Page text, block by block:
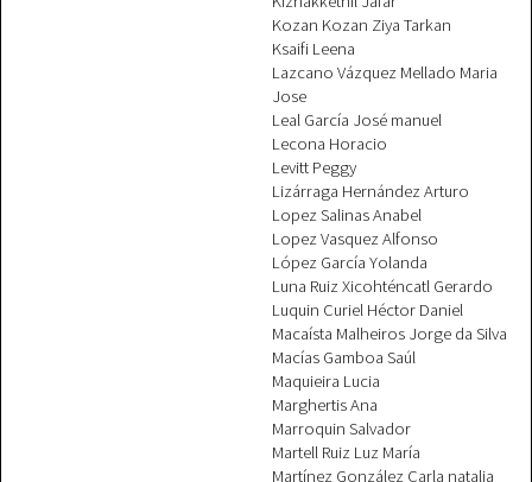
Kozan Kozan Ziya Tarkan
Ksaifi Leena
Lazcano Vázquez Mellado Maria
Jose
Leal García José manuel
Lecona Horacio
Levitt Peggy
Lizárraga Hernández Arturo
Lopez Salinas Anabel
Lopez Vasquez Alfonso
López García Yolanda
Luna Ruiz Xicohténcatl Gerardo
Luquin Curiel Héctor Daniel
Macaísta Malheiros Jorge da Silva
Macías Gamboa Saúl
Maquieira Lucia
Marghertis Ana
Marroquin Salvador
Martell Ruiz Luz María
Martínez González Carla natalia